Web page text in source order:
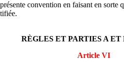
convention en faisant en
RÈGLES ET PARTIES A ET
Article VI